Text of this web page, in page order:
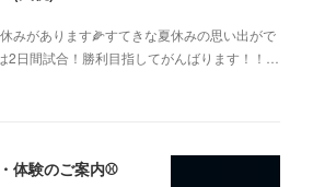
みがあります🌽すてきな夏休みの思い出がで
日間試合！勝利目指してがんばります！！…
体験のご案内⚾️